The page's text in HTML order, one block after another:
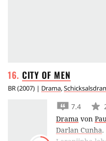
CITY OF MEN
BR(2007) | Drama,
7.4
Drama von
Darlan Cunha.